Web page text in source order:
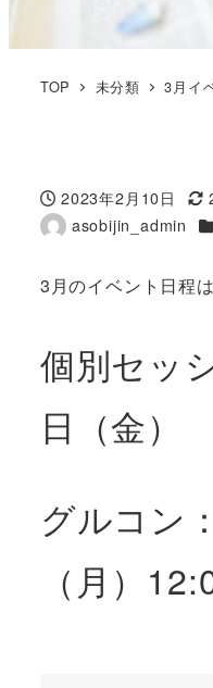
TOP 未分類 3月イ
投稿日
2023年2月10日
更
著
asobijin_admin
3月のイベント日程
個別セッ
日（金）
グルコン
（月）